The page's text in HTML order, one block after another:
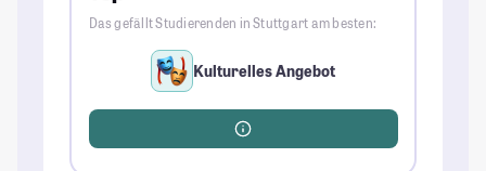
Das gefällt Studierenden in Stuttgart am besten:
Kulturelles Angebot